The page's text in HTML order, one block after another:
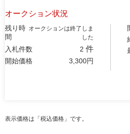
オークション状況
残り時
間
オークションは終了しま
した
入札件数 2 件
開始価格 3,300円
表示価格は「税込価格」です。